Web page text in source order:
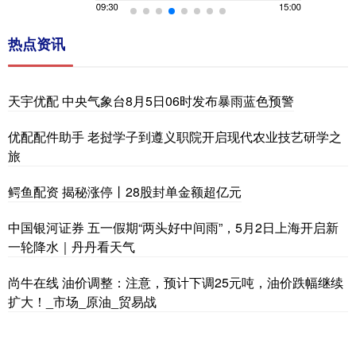
热点资讯
天宇优配 中央气象台8月5日06时发布暴雨蓝色预警
优配配件助手 老挝学子到遵义职院开启现代农业技艺研学之
旅
鳄鱼配资 揭秘涨停丨28股封单金额超亿元
中国银河证券 五一假期“两头好中间雨”，5月2日上海开启新
一轮降水｜丹丹看天气
尚牛在线 油价调整：注意，预计下调25元吨，油价跌幅继续
扩大！_市场_原油_贸易战